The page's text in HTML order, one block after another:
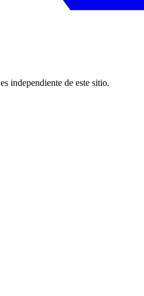
es independiente de este sitio.